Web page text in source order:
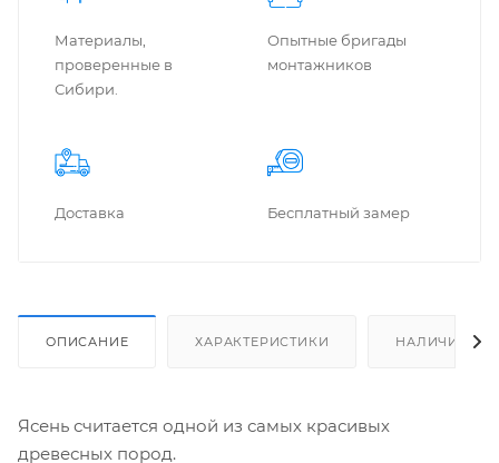
Материалы,
проверенные в
Сибири.
Опытные бригады
монтажников
Доставка Бес­плат­ный замер
ОПИСАНИЕ ХАРАКТЕРИСТИКИ НАЛИЧИЕ
Ясень считается одной из самых красивых
древесных пород.